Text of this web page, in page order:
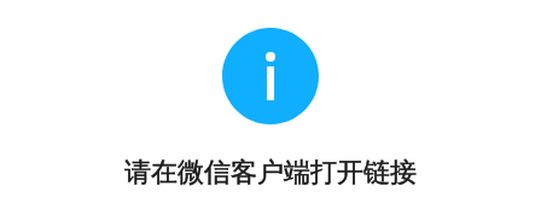
请在微信客户端打开链接